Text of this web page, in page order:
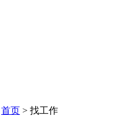
首页 > 找工作